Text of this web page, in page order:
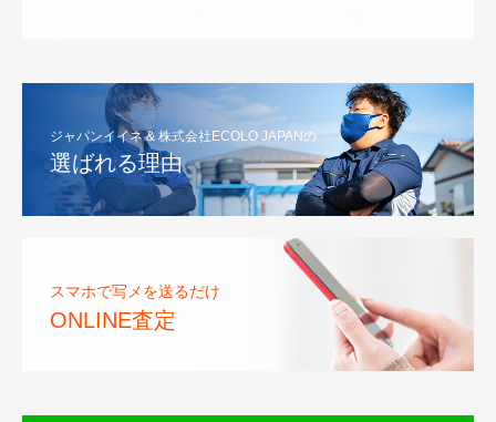
ジャパンイイネ & 株式会社ECOLO JAPANの
選ばれる理由
スマホで写メを送るだけ
ONLINE査定